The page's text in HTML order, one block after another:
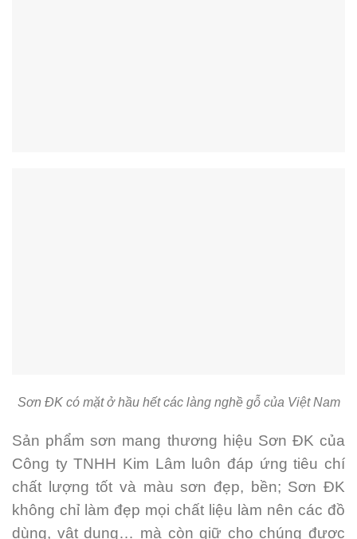
Sơn ĐK có mặt ở hầu hết các làng nghề gỗ của Việt Nam
Sản phẩm sơn mang thương hiệu Sơn ĐK của
Công ty TNHH Kim Lâm luôn đáp ứng tiêu chí
chất lượng tốt và màu sơn đẹp, bền; Sơn ĐK
không chỉ làm đẹp mọi chất liệu làm nên các đồ
dùng, vật dụng… mà còn giữ cho chúng được